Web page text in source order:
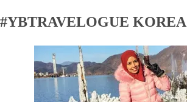
#YBTRAVELOGUE KOREA